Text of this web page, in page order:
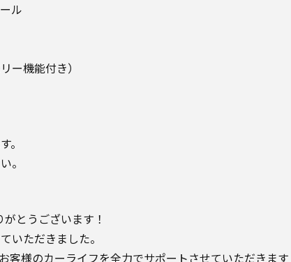
ル
ー機能付き）
。
。
とうございます！
いただきました。
客様のカーライフを全力でサポートさせていただきま